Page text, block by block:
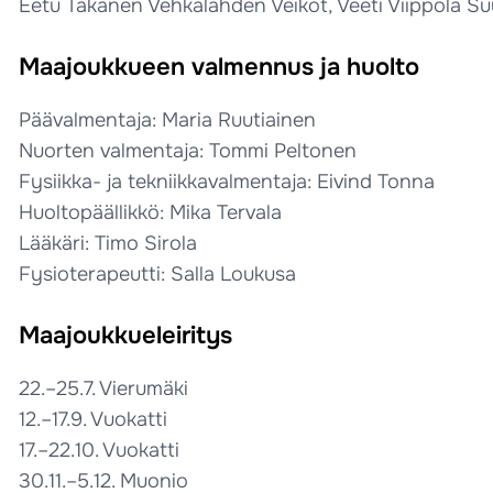
Eetu Takanen Vehkalahden Veikot, Veeti Viippola
Maajoukkueen valmennus ja huolto
Päävalmentaja: Maria Ruutiainen
Nuorten valmentaja: Tommi Peltonen
Fysiikka- ja tekniikkavalmentaja: Eivind Tonna
Huoltopäällikkö: Mika Tervala
Lääkäri: Timo Sirola
Fysioterapeutti: Salla Loukusa
Maajoukkueleiritys
22.–25.7. Vierumäki
12.–17.9. Vuokatti
17.–22.10. Vuokatti
30.11.–5.12. Muonio